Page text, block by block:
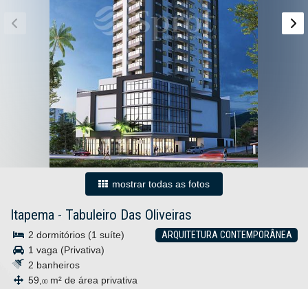
mostrar todas as fotos
Itapema - Tabuleiro Das Oliveiras
ARQUITETURA CONTEMPORÂNEA
2 dormitórios (1 suíte)
1 vaga (Privativa)
2 banheiros
59, 00 m² de área privativa